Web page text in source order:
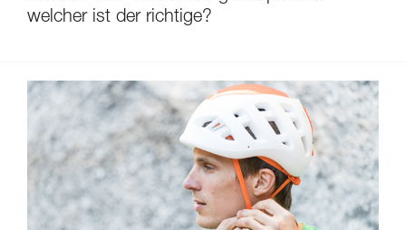
welcher ist der richtige?